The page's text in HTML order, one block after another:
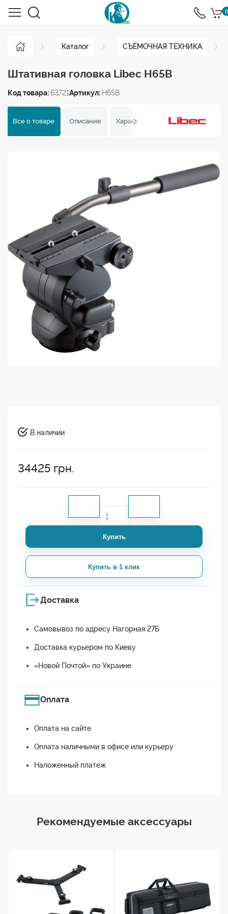
0
Каталог СЪЁМОЧНАЯ ТЕХНИКА
Штативная головка Libec H65B
Код товара:63721Артикул: H65B
Все о товаре Описание Характеристики Отзывы
В наличии
34425 грн.
Купить
Купить в 1 клик
Доставка
Самовывоз по адресу Нагорная 27Б
Доставка курьером по Киеву
«Новой Почтой» по Украине
Оплата
Оплата на сайте
Оплата наличными в офисе или курьеру
Наложенный платеж
Рекомендуемые аксессуары